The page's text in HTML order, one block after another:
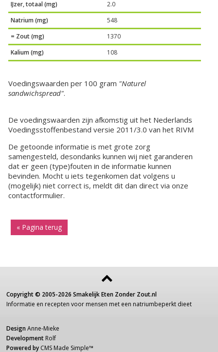
IJzer, totaal (mg)
2.0
Natrium (mg)
548
= Zout (mg)
1370
Kalium (mg)
108
Voedingswaarden per 100 gram "Naturel
sandwichspread".
De voedingswaarden zijn afkomstig uit het Nederlands
Voedingsstoffenbestand versie 2011/3.0 van het RIVM
De getoonde informatie is met grote zorg
samengesteld, desondanks kunnen wij niet garanderen
dat er geen (type)fouten in de informatie kunnen
bevinden. Mocht u iets tegenkomen dat volgens u
(mogelijk) niet correct is, meldt dit dan direct via onze
contactformulier.
« Pagina terug
Copyright © 2005-2026 Smakelijk Eten Zonder Zout.nl
Informatie en recepten voor mensen met een natriumbeperkt dieet
Design Anne-Mieke
Development Rolf
Powered by CMS Made Simple™